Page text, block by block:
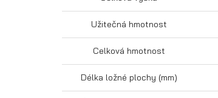
Užitečná hmotnost
Celková hmotnost
Délka ložné plochy (mm)